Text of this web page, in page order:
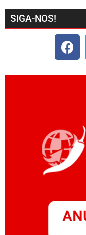
SIGA-NOS!